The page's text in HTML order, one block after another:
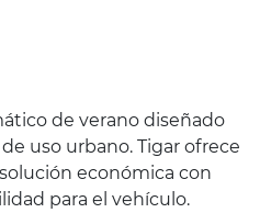
de verano diseñado
uso urbano. Tigar ofrece
económica con
para el vehículo.